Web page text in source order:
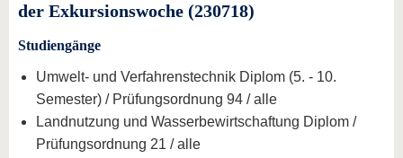
der Exkursionswoche (230718)
Studiengänge
Umwelt- und Verfahrenstechnik Diplom (5. - 10.
Semester) / Prüfungsordnung 94 / alle
Landnutzung und Wasserbewirtschaftung Diplom /
Prüfungsordnung 21 / alle